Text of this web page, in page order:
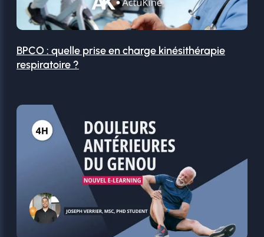
BPCO : quelle prise en charge kinésithérapie
respiratoire ?